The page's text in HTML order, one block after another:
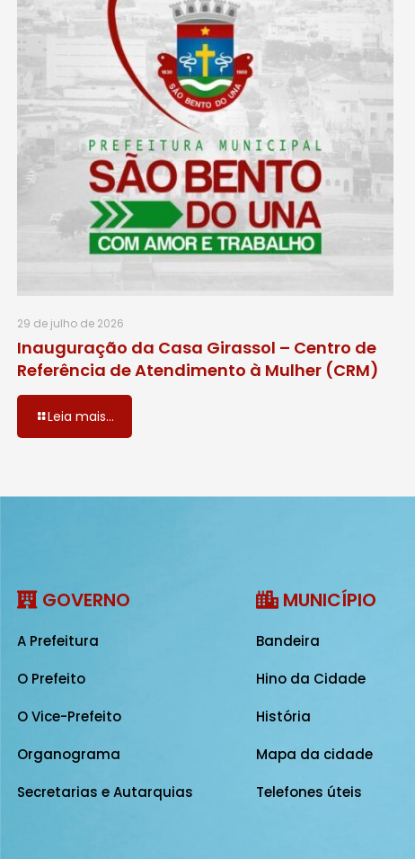
29 de julho de 2026
Inauguração da Casa Girassol – Centro de
Referência de Atendimento à Mulher (CRM)
Leia mais...
GOVERNO
A Prefeitura
O Prefeito
O Vice-Prefeito
Organograma
Secretarias e Autarquias
MUNICÍPIO
Bandeira
Hino da Cidade
História
Mapa da cidade
Telefones úteis